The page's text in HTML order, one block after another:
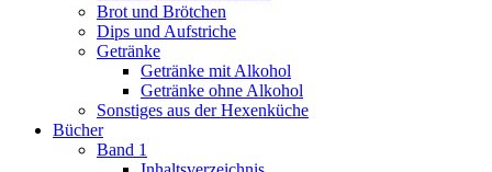
Brot und Brötchen
Dips und Aufstriche
Getränke
Getränke mit Alkohol
Getränke ohne Alkohol
Sonstiges aus der Hexenküche
Bücher
Band 1